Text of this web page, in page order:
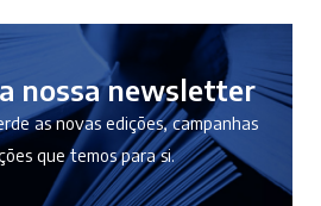
nossa newsletter
as novas edições, campanhas
que temos para si.